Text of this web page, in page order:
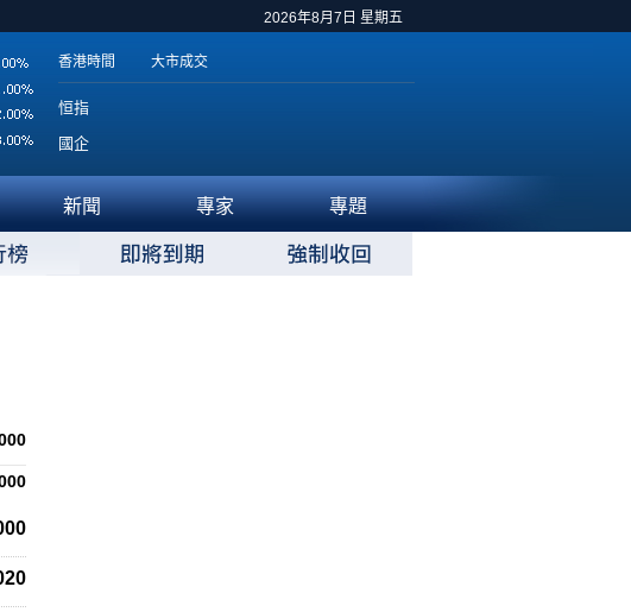
2026年8月7日 星期五
香港時間 大市成交
恒指
國企
新聞 專家 專題